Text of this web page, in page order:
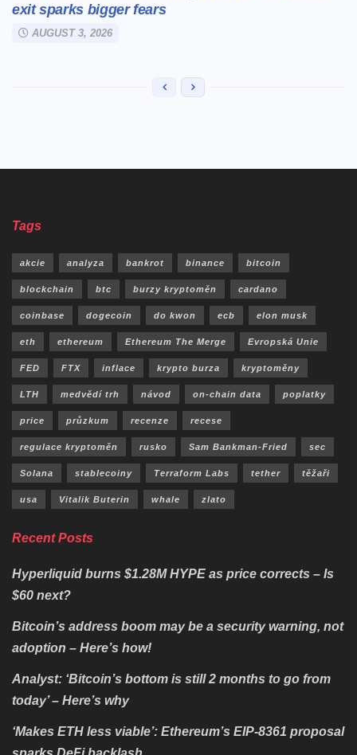
exit sparks bigger fears
AUGUST 3, 2026
Tags
akcie analyza bankrot binance bitcoin
blockchain btc burzy kryptoměn cardano
coinbase dogecoin do kwon ecb elon musk
eth ethereum Ethereum The Merge Evropská Unie
FED FTX inflace krypto burza kryptoměny
LTH medvědí trh návod on-chain data poplatky
price průzkum recenze recese
regulace kryptoměn rusko Sam Bankman-Fried sec
Solana stablecoiny Terraform Labs tether těžaři
usa Vitalik Buterin whale zlato
Recent Posts
Hyperliquid burns $1.28M HYPE as price corrects – Is
$60 next?
Bitcoin’s address boom may be a security warning, not
adoption – Here’s how!
Analyst: ‘Bitcoin’s bottom is still 2 months to go from
today’ – Here’s why
‘Makes ETH less viable’: Ethereum’s EIP-8361 proposal